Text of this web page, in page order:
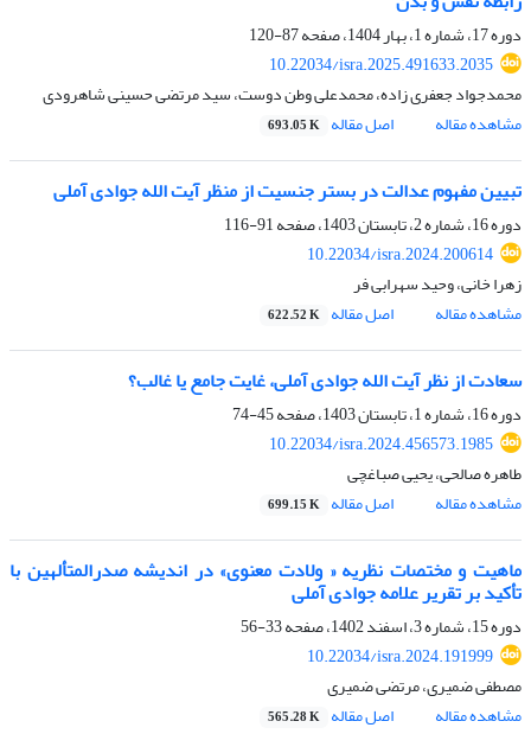
دوره 17، شماره 1، بهار 1404، صفحه
87-120
10.22034/isra.2025.491633.2035
محمدجواد جعفری زاده، محمدعلی وطن دوست، سید مرتضی حسینی شاهرودی
مشاهده مقاله
اصل مقاله 693.05 K
تبیین مفهوم عدالت در بستر جنسیت از منظر آیت الله جوادی آملی
دوره 16، شماره 2، تابستان 1403، صفحه
91-116
10.22034/isra.2024.200614
زهرا خانی، وحید سهرابی فر
مشاهده مقاله
اصل مقاله 622.52 K
سعادت از نظر آیت الله جوادی آملی، غایت جامع یا غالب؟
دوره 16، شماره 1، تابستان 1403، صفحه
45-74
10.22034/isra.2024.456573.1985
طاهره صالحی، یحیی صباغچی
مشاهده مقاله
اصل مقاله 699.15 K
ماهیت و مختصات نظریه « ولادت معنوی» در اندیشه صدرالمتألهین با
تأکید بر تقریر علامه جوادی آملی
دوره 15، شماره 3، اسفند 1402، صفحه
33-56
10.22034/isra.2024.191999
مصطفی ضمیری، مرتضی ضمیری
مشاهده مقاله
اصل مقاله 565.28 K